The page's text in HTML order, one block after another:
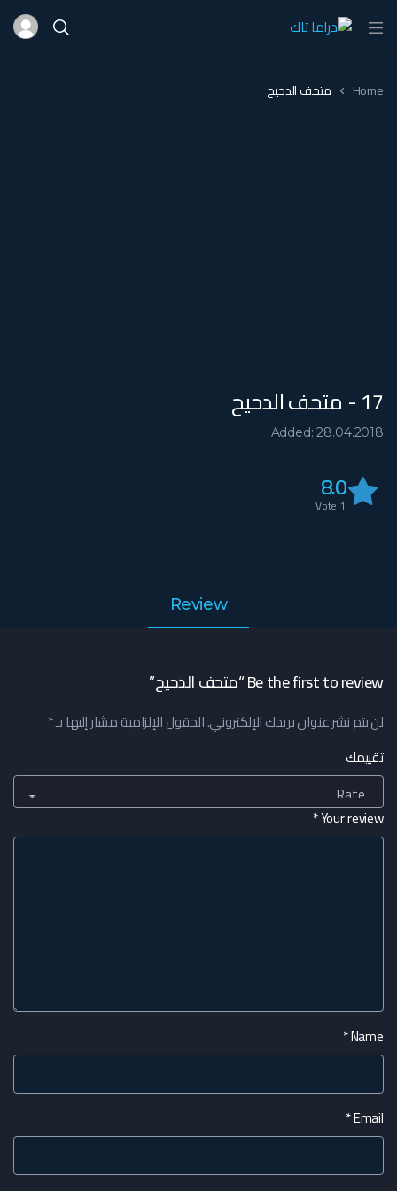
Home متحف الدحيح
17 - متحف الدحيح
Added: 28.04.2018
8.0
1
Review
Be the first to review “متحف الدحيح”
لن يتم نشر عنوان بريدك الإلكتروني.الحقول الإلزامية مشار إليها بـ*
تقييمك
Your review
*
Name
*
Email
*